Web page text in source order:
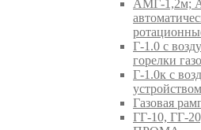
АМГ-1,2м;
Г-1.0 с
горелки
Г-1.0к с
Газовая
ГГ-10, ГГ-